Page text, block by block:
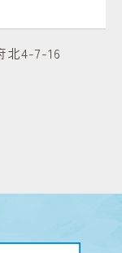
北4-7-16